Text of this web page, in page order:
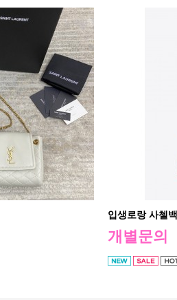
입생로랑 사첼백
개별문의